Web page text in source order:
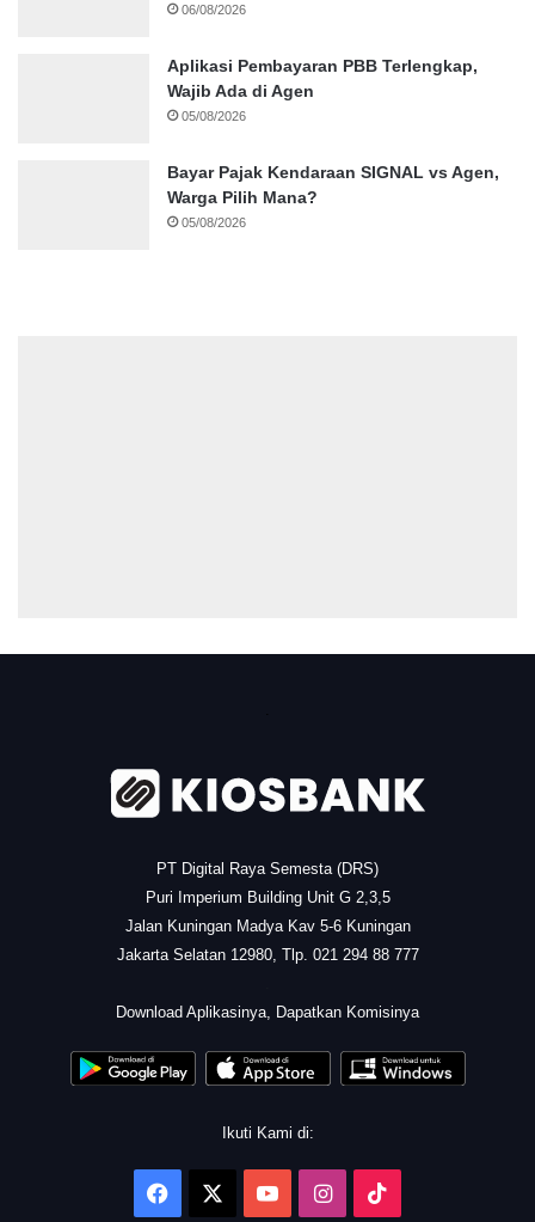
06/08/2026
Aplikasi Pembayaran PBB Terlengkap,
Wajib Ada di Agen
05/08/2026
Bayar Pajak Kendaraan SIGNAL vs Agen,
Warga Pilih Mana?
05/08/2026
PT Digital Raya Semesta (DRS)
Puri Imperium Building Unit G 2,3,5
Jalan Kuningan Madya Kav 5-6 Kuningan
Jakarta Selatan 12980, Tlp. 021 294 88 777
Download Aplikasinya, Dapatkan Komisinya
Ikuti Kami di:
Facebook YouTubeInstagram